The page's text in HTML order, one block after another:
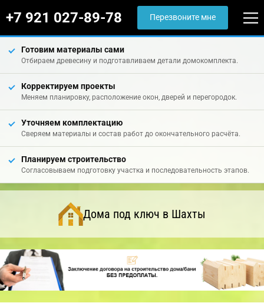
+7 921 027-89-78 Перезвоните мне
Готовим материалы сами
Отбираем древесину и подготавливаем детали домокомплекта.
Корректируем проекты
Меняем планировку, расположение окон, дверей и перегородок.
Уточняем комплектацию
Сверяем материалы и состав работ до окончательного расчёта.
Планируем строительство
Согласовываем подготовку участка и последовательность этапов.
Дома под ключ в Шахты